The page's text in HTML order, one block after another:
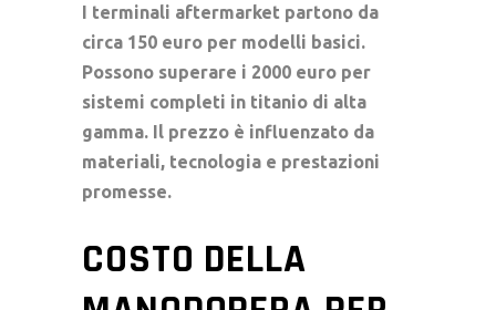
I terminali aftermarket partono da
circa 150 euro per modelli basici.
Possono superare i 2000 euro per
sistemi completi in titanio di alta
gamma. Il prezzo è influenzato da
materiali, tecnologia e prestazioni
promesse.
COSTO DELLA